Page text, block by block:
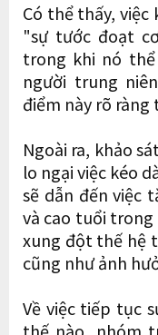
Có thể thấy,
"sự tước đoạt
trong khi nó
người trung
điểm này rõ ràng
Ngoài ra, khảo
lo ngại việc kéo
sẽ dẫn đến việc
và cao tuổi trong
xung đột thế hệ
cũng như ảnh
Về việc tiếp tục